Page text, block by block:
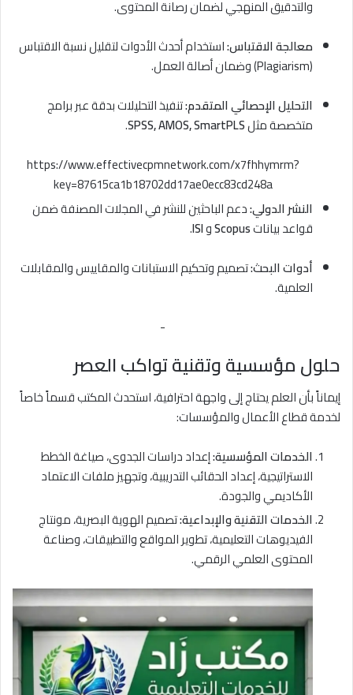
والتدقيق المنهجي لضمان رصانة المحتوى.
معالجة الاقتباس:استخدام أحدث الأدوات لتقليل نسبة الاقتباس
(Plagiarism) وضمان أصالة العمل.
التحليل الإحصائي المتقدم:تنفيذ التحليلات بدقة عبر برامج
متخصصة مثلSPSS, AMOS, SmartPLS
.
https://www.effectivecpmnetwork.com/x7fhhymrm?
key=87615ca1b18702dd17ae0ecc83cd248a
النشر الدولي:دعم الباحثين للنشر في المجلات المصنفة ضمن
قواعد بياناتScopusوISI
.
أدوات البحث:تصميم وتحكيم الاستبانات والمقاييس والمقابلات
العلمية.
-
حلول مؤسسية وتقنية تواكب العصر
إيماناً بأن العلم يحتاج إلى واجهة احترافية، استحدث المكتب قسماً خاصاً
لخدمة قطاع الأعمال والمؤسسات:
الخدمات المؤسسية:إعداد دراسات الجدوى، صياغة الخطط
الاستراتيجية، إعداد الحقائب التدريبية، وتجهيز ملفات الاعتماد
الأكاديمي والجودة.
الخدمات التقنية والإبداعية:تصميم الهوية البصرية، مونتاج
الفيديوهات التعليمية، تطوير المواقع والتطبيقات، وصناعة
المحتوى العلمي الرقمي.